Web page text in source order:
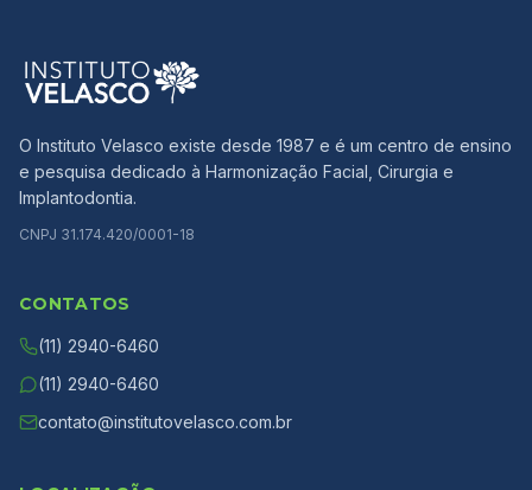
O Instituto Velasco existe desde 1987 e é um centro de ensino
e pesquisa dedicado à Harmonização Facial, Cirurgia e
Implantodontia.
CNPJ 31.174.420/0001-18
CONTATOS
(11) 2940-6460
(11) 2940-6460
contato@institutovelasco.com.br